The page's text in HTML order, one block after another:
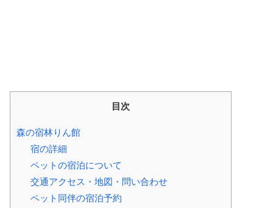
目次
森の宿林りん館
宿の詳細
ペットの宿泊について
交通アクセス・地図・問い合わせ
ペット同伴の宿泊予約